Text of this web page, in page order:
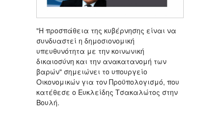
"Η προσπάθεια της κυβέρνησης είναι να
συνδυαστεί η δημοσιονομική
υπευθυνότητα με την κοινωνική
δικαιοσύνη και την ανακατανομή των
βαρών" σημειώνει το υπουργείο
Οικονομικών για τον Προϋπολογισμό, που
κατέθεσε ο Ευκλείδης Τσακαλώτος στην
Βουλή.